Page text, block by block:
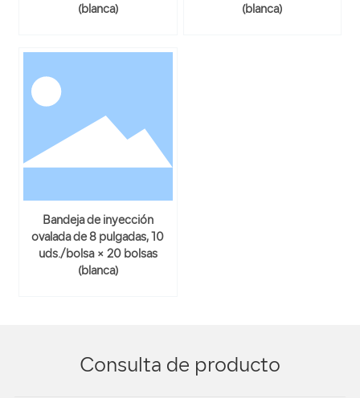
(blanca)
(blanca)
Bandeja de inyección
ovalada de 8 pulgadas, 10
uds./bolsa × 20 bolsas
(blanca)
Consulta de producto